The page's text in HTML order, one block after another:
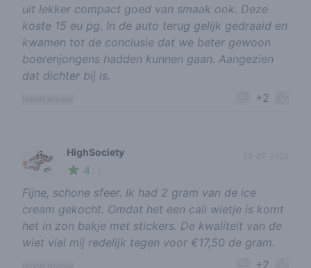
uit lekker compact goed van smaak ook. Deze
koste 15 eu pg. In de auto terug gelijk gedraaid en
kwamen tot de conclusie dat we beter gewoon
boerenjongens hadden kunnen gaan. Aangezien
dat dichter bij is.
+2
🌱
HighSociety
4
Fijne, schone sfeer. Ik had 2 gram van de ice
cream gekocht. Omdat het een cali wietje is komt
het in zon bakje met stickers. De kwaliteit van de
wiet viel mij redelijk tegen voor €17,50 de gram.
+2